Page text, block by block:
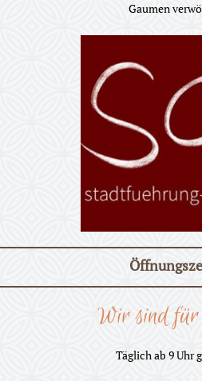
Gaumen
Wir sind
Täglich ab 9 Uhr